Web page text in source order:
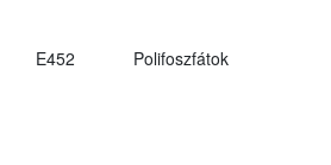
E452 Polifoszfátok